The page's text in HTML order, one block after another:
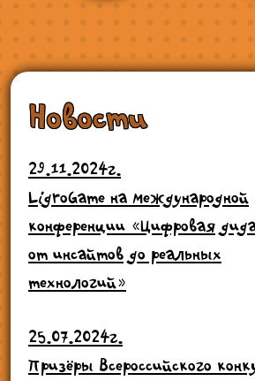
Новости
29.11.2024г.
LigroGame на международной
конференции «Цифровая
от инсайтов до реальных
технологий»
25.07.2024г.
Призёры Всероссийского